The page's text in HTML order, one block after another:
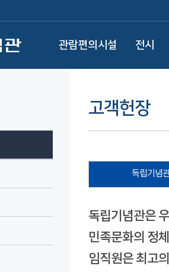
관람편의시설 전시
고객헌장
독립기념
독립기념관은
민족문화의 정
임직원은 최고